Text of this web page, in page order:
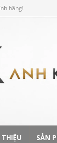
hãng!
SẢN